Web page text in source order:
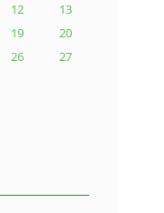
12
13
19
20
26
27